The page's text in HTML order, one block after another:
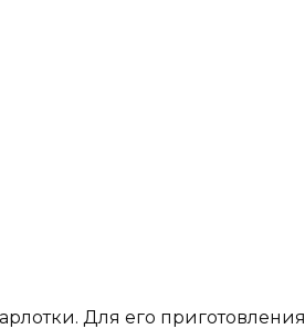
Для его приготовления